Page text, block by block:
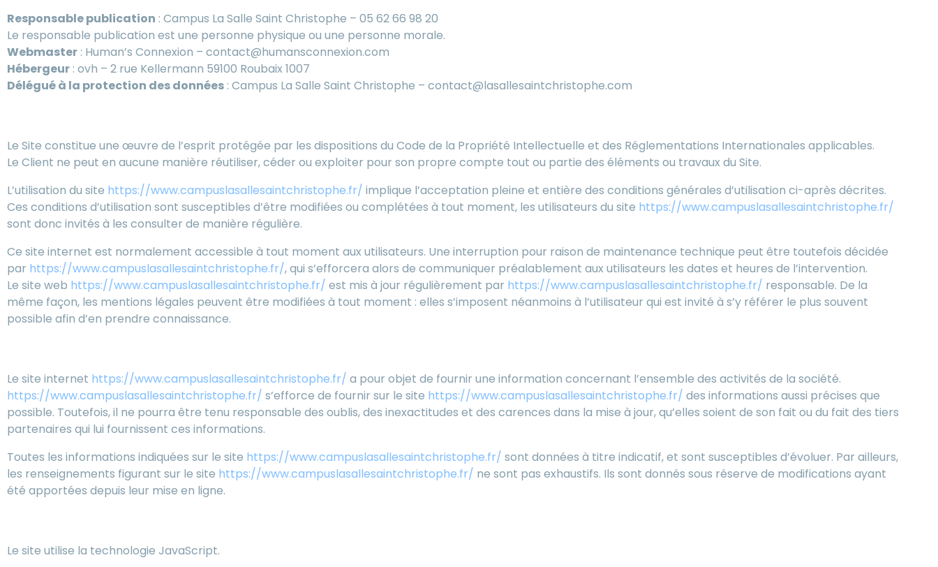
Responsable publication : Campus La Salle Saint Christophe – 05 62 66 98 20
Le responsable publication est une personne physique ou une personne morale.
Webmaster : Human’s Connexion – contact@humansconnexion.com
Hébergeur : ovh – 2 rue Kellermann 59100 Roubaix 1007
Délégué à la protection des données : Campus La Salle Saint Christophe – contact@lasallesaintchristophe.com
Le Site constitue une œuvre de l’esprit protégée par les dispositions du Code de la Propriété Intellectuelle et des Réglementations Internationales applicables.
Le Client ne peut en aucune manière réutiliser, céder ou exploiter pour son propre compte tout ou partie des éléments ou travaux du Site.
L’utilisation du site https://www.campuslasallesaintchristophe.fr/ implique l’acceptation pleine et entière des conditions générales d’utilisation ci-après décrites.
Ces conditions d’utilisation sont susceptibles d’être modifiées ou complétées à tout moment, les utilisateurs du site https://www.campuslasallesaintchristophe.fr/
sont donc invités à les consulter de manière régulière.
Ce site internet est normalement accessible à tout moment aux utilisateurs. Une interruption pour raison de maintenance technique peut être toutefois décidée
par https://www.campuslasallesaintchristophe.fr/, qui s’efforcera alors de communiquer préalablement aux utilisateurs les dates et heures de l’intervention.
Le site web https://www.campuslasallesaintchristophe.fr/ est mis à jour régulièrement par https://www.campuslasallesaintchristophe.fr/ responsable. De la
même façon, les mentions légales peuvent être modifiées à tout moment : elles s’imposent néanmoins à l’utilisateur qui est invité à s’y référer le plus souvent
possible afin d’en prendre connaissance.
Le site internet https://www.campuslasallesaintchristophe.fr/ a pour objet de fournir une information concernant l’ensemble des activités de la société.
https://www.campuslasallesaintchristophe.fr/ s’efforce de fournir sur le site https://www.campuslasallesaintchristophe.fr/ des informations aussi précises que
possible. Toutefois, il ne pourra être tenu responsable des oublis, des inexactitudes et des carences dans la mise à jour, qu’elles soient de son fait ou du fait des tiers
partenaires qui lui fournissent ces informations.
Toutes les informations indiquées sur le site https://www.campuslasallesaintchristophe.fr/ sont données à titre indicatif, et sont susceptibles d’évoluer. Par ailleurs,
les renseignements figurant sur le site https://www.campuslasallesaintchristophe.fr/ ne sont pas exhaustifs. Ils sont donnés sous réserve de modifications ayant
été apportées depuis leur mise en ligne.
Le site utilise la technologie JavaScript.